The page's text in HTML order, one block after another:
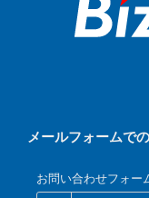
メールフォームで
お問い合わせフォー